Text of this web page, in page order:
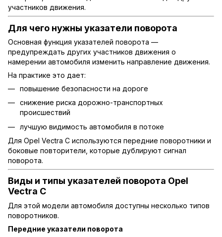
участников движения.
Для чего нужны указатели поворота
Основная функция указателей поворота —
предупреждать других участников движения о
намерении автомобиля изменить направление движения.
На практике это дает:
повышение безопасности на дороге
снижение риска дорожно-транспортных
происшествий
лучшую видимость автомобиля в потоке
Для Opel Vectra C используются передние поворотники и
боковые повторители, которые дублируют сигнал
поворота.
Виды и типы указателей поворота Opel
Vectra C
Для этой модели автомобиля доступны несколько типов
поворотников.
Передние указатели поворота